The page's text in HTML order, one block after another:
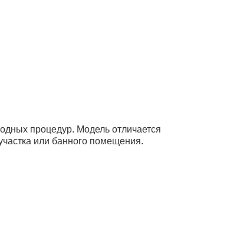
процедур. Модель отличается
или банного помещения.